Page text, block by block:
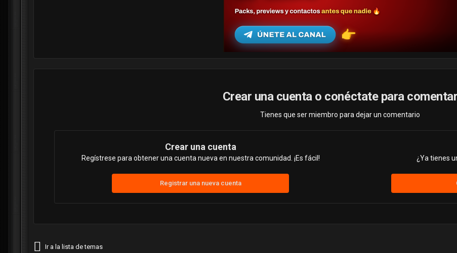
Crear una cuenta o conéctate para comentar
Tienes que ser miembro para dejar un comentario
Crear una cuenta
Regístrese para obtener una cuenta nueva en nuestra comunidad. ¡Es fácil!
Registrar una nueva cuenta
¿Ya tienes
Ir a la lista de temas